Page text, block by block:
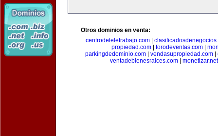
Otros dominios en venta:
centrodeteletrabajo.com
propiedad.com
forodeventas.com
parkingdedominio.com| vendasupropiedad.com|
ventadebienesraices.com
monetizar.net